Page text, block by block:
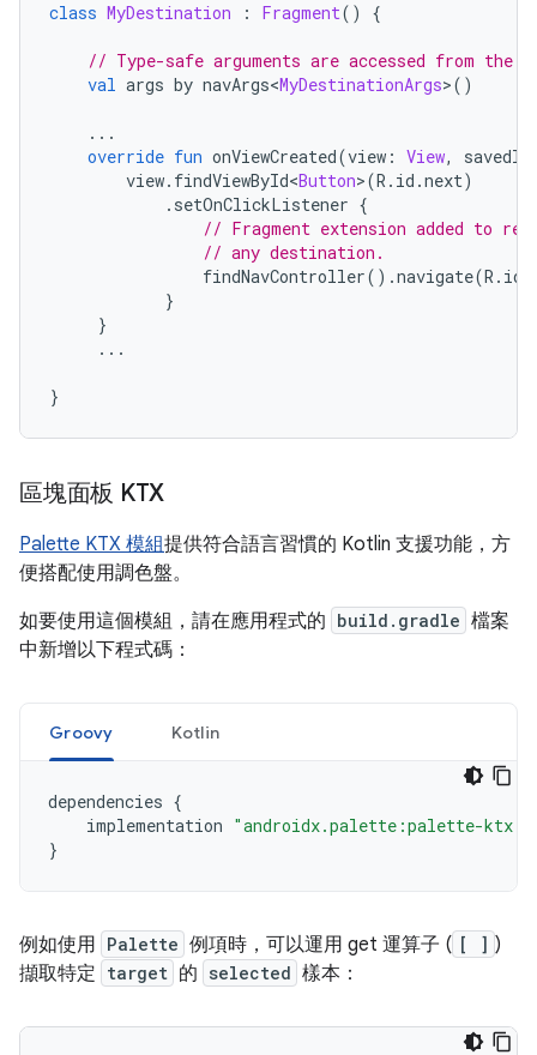
class MyDestination : Fragment() {
// Type-safe arguments are accessed from the
val args by navArgs<MyDestinationArgs>()
...
override fun onViewCreated(view : View,
view. findViewById<Button>(R . id .next)
. setOnClickListener {
// Fragment extension added to
// any destination.
findNavController().navigate(R . id
}
}
...
}
區塊面板 KTX
Palette KTX 模組提供符合語言習慣的 Kotlin 支援功能，方
便搭配使用調色盤。
如要使用這個模組，請在應用程式的 build.gradle 檔案
中新增以下程式碼：
Groovy Kotlin
dependencies {
implementation "androidx.palette:palette-
}
例如使用 Palette 例項時，可以運用 get 運算子 ( [ ] )
擷取特定 target 的 selected 樣本：